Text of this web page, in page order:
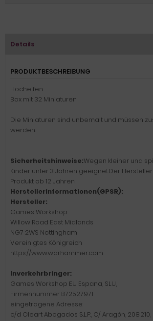
Details
PRODUKTBESCHREIBUNG
Hochelfen
Box mit 32 Miniaturen
Die Miniaturen sind unbemalt und müssen
werden.
Sicherheitshinweise:Wegen kleiner und
Kinder unter 3 Jahren geeignet.Der
Produkt ab 12 Jahren.
Herstellerinformationen(GPSR):
Hersteller:
Games Workshop
Willow Road East Midlands
NG7 2WS Nottingham
Vereinigtes Königreich
https://www.warhammer.com
Inverkehrbringer:
Games Workshop EU Espana, SLU,
Firmennummer B72527971
eingetragene Adresse:
c/d Oleart Abogados S.L.P., C/ Aragón,